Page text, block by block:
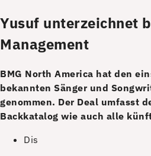
Yusuf unterzeichnet
Management
BMG North America hat den
bekannten Sänger und
genommen. Der Deal umfasst
Backkatalog wie auch alle
Dis